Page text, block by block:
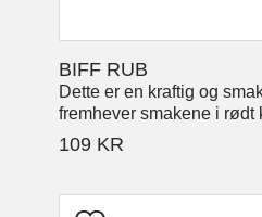
BIFF RUB
Dette er en kraftig og
fremhever smakene i rødt
109 KR